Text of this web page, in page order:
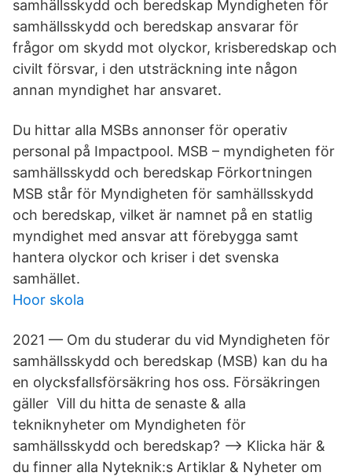
samhällsskydd och beredskap Myndigheten för
samhällsskydd och beredskap ansvarar för
frågor om skydd mot olyckor, krisberedskap och
civilt försvar, i den utsträckning inte någon
annan myndighet har ansvaret.
Du hittar alla MSBs annonser för operativ
personal på Impactpool. MSB – myndigheten för
samhällsskydd och beredskap Förkortningen
MSB står för Myndigheten för samhällsskydd
och beredskap, vilket är namnet på en statlig
myndighet med ansvar att förebygga samt
hantera olyckor och kriser i det svenska
samhället.
Hoor skola
2021 — Om du studerar du vid Myndigheten för
samhällsskydd och beredskap (MSB) kan du ha
en olycksfallsförsäkring hos oss. Försäkringen
gäller Vill du hitta de senaste & alla
tekniknyheter om Myndigheten för
samhällsskydd och beredskap? --> Klicka här &
du finner alla Nyteknik:s Artiklar & Nyheter om